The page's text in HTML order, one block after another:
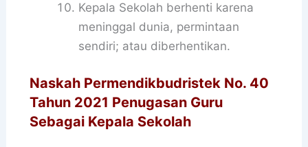
Kepala Sekolah berhenti karena
meninggal dunia, permintaan
sendiri; atau diberhentikan.
Naskah Permendikbudristek No. 40
Tahun 2021 Penugasan Guru
Sebagai Kepala Sekolah